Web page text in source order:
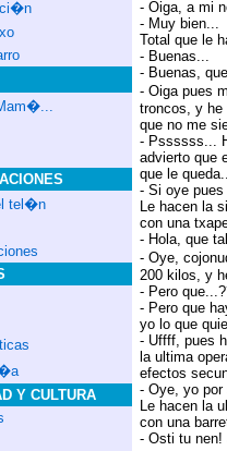
tel�n
Y CULTURA
- Oiga, a mi
- Muy bien...
Total que le
- Buenas...
- Buenas,
- Oiga pues
troncos, y he
que no me
- Pssssss...
advierto que
que le
- Si oye pues
Le hacen la
con una
- Hola, que
- Oye,
200 kilos, y
- Pero
- Pero que
yo lo que
- Uffff, pues
la ultima
efectos
- Oye, yo por
Le hacen la
con una
- Osti tu nen!